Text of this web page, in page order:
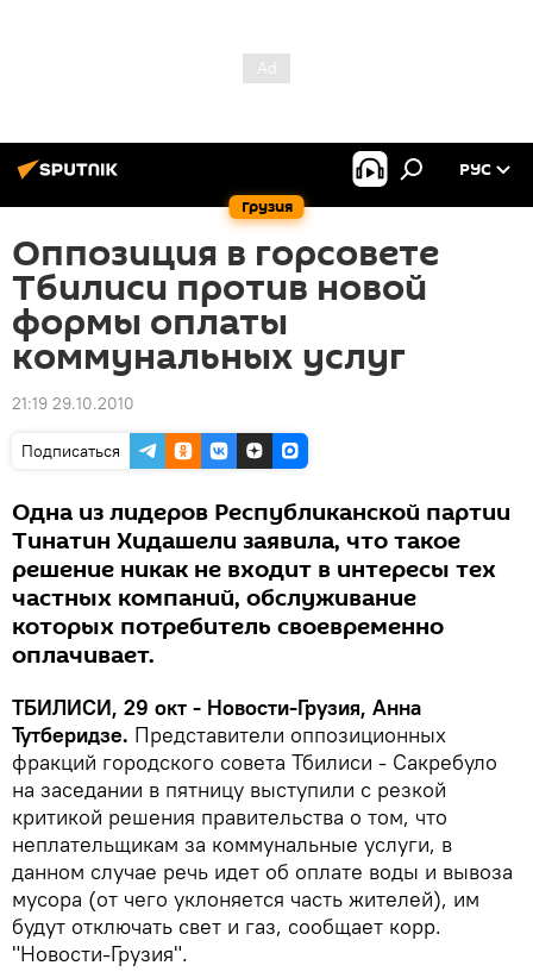
Грузия
РУС
Оппозиция в горсовете
Тбилиси против новой
формы оплаты
коммунальных услуг
21:19 29.10.2010
Подписаться
Одна из лидеров Республиканской партии
Тинатин Хидашели заявила, что такое
решение никак не входит в интересы тех
частных компаний, обслуживание
которых потребитель своевременно
оплачивает.
ТБИЛИСИ, 29 окт - Новости-Грузия, Анна
Тутберидзе. Представители оппозиционных
фракций городского совета Тбилиси - Сакребуло
на заседании в пятницу выступили с резкой
критикой решения правительства о том, что
неплательщикам за коммунальные услуги, в
данном случае речь идет об оплате воды и вывоза
мусора (от чего уклоняется часть жителей), им
будут отключать свет и газ, сообщает корр.
"Новости-Грузия".